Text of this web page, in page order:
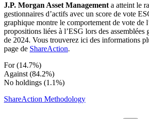
J.P. Morgan Asset Management a atteint le
gestionnaires d’actifs avec un score de vote
graphique montre le comportement de vote de
propositions liées à l’ESG lors des assemblées
de 2024. Vous trouverez ici des informations
page de ShareAction.
For (14.7%)
Against (84.2%)
No holdings (1.1%)
ShareAction Methodology